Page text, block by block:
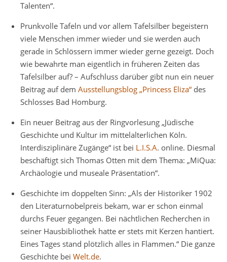
Talenten“.
Prunkvolle Tafeln und vor allem Tafelsilber begeistern
viele Menschen immer wieder und sie werden auch
gerade in Schlössern immer wieder gerne gezeigt. Doch
wie bewahrte man eigentlich in früheren Zeiten das
Tafelsilber auf? – Aufschluss darüber gibt nun ein neuer
Beitrag auf dem Ausstellungsblog „Princess Eliza“ des
Schlosses Bad Homburg.
Ein neuer Beitrag aus der Ringvorlesung „Jüdische
Geschichte und Kultur im mittelalterlichen Köln.
Interdisziplinäre Zugänge“ ist bei L.I.S.A. online. Diesmal
beschäftigt sich Thomas Otten mit dem Thema: „MiQua:
Archäologie und museale Präsentation“.
Geschichte im doppelten Sinn: „Als der Historiker 1902
den Literaturnobelpreis bekam, war er schon einmal
durchs Feuer gegangen. Bei nächtlichen Recherchen in
seiner Hausbibliothek hatte er stets mit Kerzen hantiert.
Eines Tages stand plötzlich alles in Flammen.“ Die ganze
Geschichte bei Welt.de.